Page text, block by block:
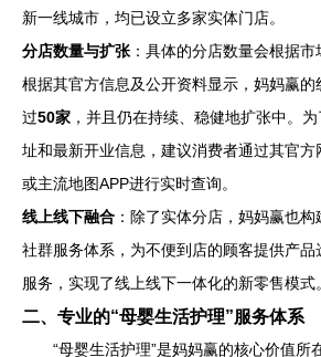
新一线城市，均已设立多家实体门店。
分店数量与扩张 ：具体的分店数量会根据市
根据其官方信息及公开资料显示，妈妈赢
过50家 ，并且仍在持续、稳健地扩张中。
址和最新开业信息，建议消费者通过其官
或主流地图APP进行实时查询。
线上线下融合 ：除了实体分店，妈妈赢也
社群服务体系，为不便到店的顾客提供产
服务，实现了线上线下一体化的新零售模式。
二、专业的“母婴生活护理”服务体系
“母婴生活护理”是妈妈赢的核心价值所